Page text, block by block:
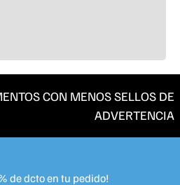
CON MENOS SELLOS DE
ADVERTENCIA